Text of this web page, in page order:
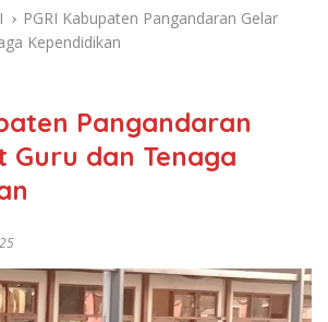
PGRI Kabupaten Pangandaran Gelar
Kependidikan
Pangandaran
Guru dan Tenaga